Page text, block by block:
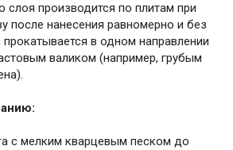
слоя производится по плитам при
после нанесения равномерно и без
в одном направлении
валиком (например, грубым
с мелким кварцевым песком до